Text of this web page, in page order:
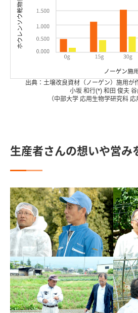
出典：土壌改良資材（ノーゲン）施用が
小坂 和行(*) 和田 俊夫
（中部大学 応用生物学研究科 応
生産者さんの想いや営み